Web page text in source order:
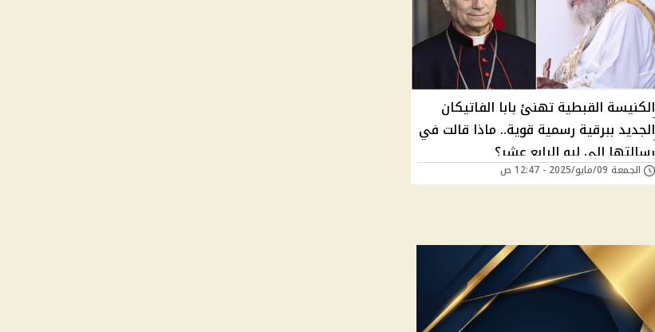
الكنيسة القبطية تهنئ بابا الفاتيكان
الجديد ببرقية رسمية قوية.. ماذا قالت في
رسالتها إلى ليو الرابع عشر؟
الجمعة 09/مايو/2025 - 12:47 ص